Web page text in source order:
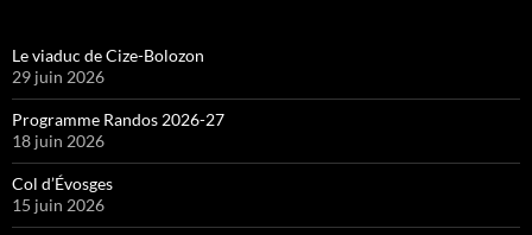
Le viaduc de Cize-Bolozon
29 juin 2026
Programme Randos 2026-27
18 juin 2026
Col d’Évosges
15 juin 2026